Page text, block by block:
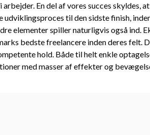
arbejder. En del af vores succes skyldes,
udviklingsproces til den sidste finish,
elementer spiller naturligvis også ind.
bedste freelancere inden deres felt.
hold. Både til helt enkle
med masser af effekter og